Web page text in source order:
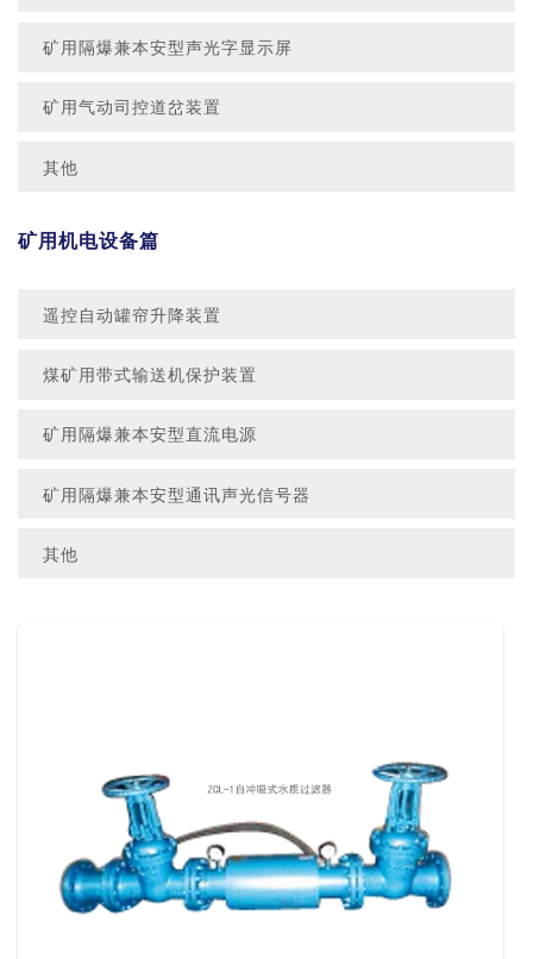
矿用隔爆兼本安型声光字显示屏
矿用气动司控道岔装置
其他
矿用机电设备篇
遥控自动罐帘升降装置
煤矿用带式输送机保护装置
矿用隔爆兼本安型直流电源
矿用隔爆兼本安型通讯声光信号器
其他